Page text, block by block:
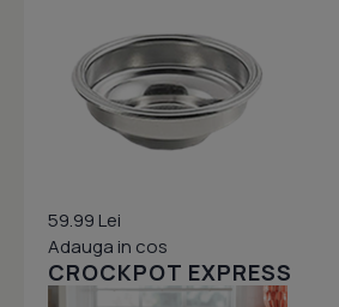
59.99 Lei
Adauga in cos
CROCKPOT EXPRESS